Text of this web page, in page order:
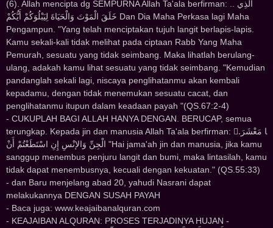
(6). Allah mencipta dg SEMPURNA Allah Ta'ala berfirman: .. ﺍﻟَّﺬِﻱ
ﺧَﻠَﻖَ ﺍﻟْﻤَﻮْﺕَ ﻭَﺍﻟْﺤَﻴَﺎﺓَ ﻟِﻴَﺒْﻠُﻮَﻛُﻢْ ﺃَﻳُّﻜُﻢْ Dan Dia Maha Perkasa lagi Maha
Pengampun. "Yang telah menciptakan tujuh langit berlapis-lapis.
Kamu sekali-kali tidak melihat pada ciptaan Rabb Yang Maha
Pemurah, sesuatu yang tidak seimbang. Maka lihatlah berulang-
ulang, adakah kamu lihat sesuatu yang tidak seimbang. "Kemudian
pandanglah sekali lagi, niscaya penglihatanmu akan kembali
kepadamu, dengan tidak menemukan sesuatu cacat, dan
penglihatanmu itupun dalam keadaan payah "(QS.67:2-4)
- CUKUPLAH BAGI ALLAH HANYA DENGAN. BERUCAP, semua
terungkap. Kepada jin dan manusia Allah Ta'ala berfirman: .َﺎ ﻣَﻌْﺸَﺮَ
ﺍﻟْﺠِﻦِّ ﻭَﺍﻹﻧْﺲِ ﺇِﻥِ ﺍﺳْﺘَﻄَﻌْﺘُﻢْ ﺃَﻥْ "Hai jama'ah jin dan manusia, jika kamu
sanggup menembus penjuru langit dan bumi, maka lintasilah, kamu
tidak dapat menembusnya, kecuali dengan kekuatan." (QS.55:33)
- dan Baru menjelang abad 20, yahudi Nasrani dapat
melakukannya DENGAN SUSAH PAYAH
- Baca juga: www.keajaibanalquran.com
- KEAJAIBAN ALQURAN: PROSES TERJADINYA HUJAN -